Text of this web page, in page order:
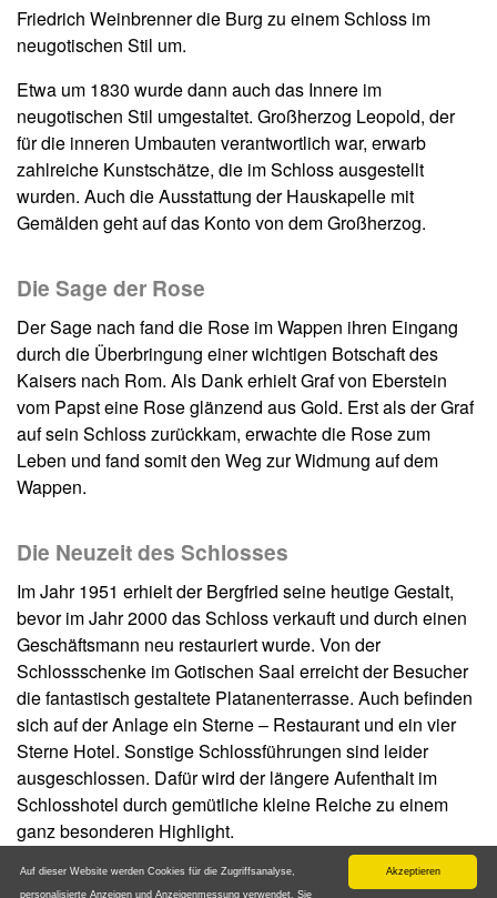
Friedrich Weinbrenner die Burg zu einem Schloss im
neugotischen Stil um.
Etwa um 1830 wurde dann auch das Innere im
neugotischen Stil umgestaltet. Großherzog Leopold, der
für die inneren Umbauten verantwortlich war, erwarb
zahlreiche Kunstschätze, die im Schloss ausgestellt
wurden. Auch die Ausstattung der Hauskapelle mit
Gemälden geht auf das Konto von dem Großherzog.
Die Sage der Rose
Der Sage nach fand die Rose im Wappen ihren Eingang
durch die Überbringung einer wichtigen Botschaft des
Kaisers nach Rom. Als Dank erhielt Graf von Eberstein
vom Papst eine Rose glänzend aus Gold. Erst als der Graf
auf sein Schloss zurückkam, erwachte die Rose zum
Leben und fand somit den Weg zur Widmung auf dem
Wappen.
Die Neuzeit des Schlosses
Im Jahr 1951 erhielt der Bergfried seine heutige Gestalt,
bevor im Jahr 2000 das Schloss verkauft und durch einen
Geschäftsmann neu restauriert wurde. Von der
Schlossschenke im Gotischen Saal erreicht der Besucher
die fantastisch gestaltete Platanenterrasse. Auch befinden
sich auf der Anlage ein Sterne – Restaurant und ein vier
Sterne Hotel. Sonstige Schlossführungen sind leider
ausgeschlossen. Dafür wird der längere Aufenthalt im
Schlosshotel durch gemütliche kleine Reiche zu einem
ganz besonderen Highlight.
nach oben
Akzeptieren
Auf dieser Website werden Cookies für die Zugriffsanalyse,
personalisierte Anzeigen und Anzeigenmessung verwendet. Sie